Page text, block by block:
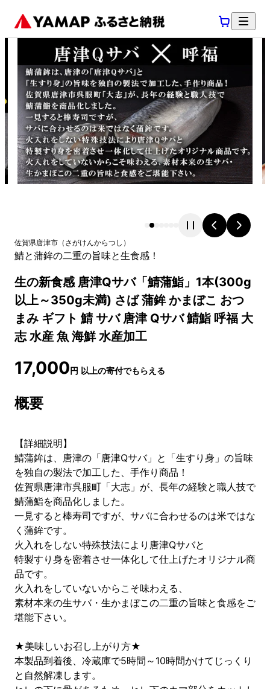
佐賀県唐津市 （ さがけんからつし ）
鯖と蒲鉾の二重の旨味と生食感！
生の新食感 唐津Qサバ「鯖蒲鮨」1本(300g
以上～350g未満) さば 蒲鉾 かまぼこ おつ
まみ ギフト 鯖 サバ 唐津 Qサバ 鯖鮨 呼福 大
志 水産 魚 海鮮 水産加工
17,000円 以上の寄付でもらえる
概要
【詳細説明】
鯖蒲鉾は、唐津の「唐津Qサバ」と「生すり身」の旨味
を独自の製法で加工した、手作り商品！
佐賀県唐津市呉服町「大志」が、長年の経験と職人技で
鯖蒲鮨を商品化しました。
一見すると棒寿司ですが、サバに合わせるのは米ではな
く蒲鉾です。
火入れをしない特殊技法により唐津Qサバと
特製すり身を密着させ一体化して仕上げたオリジナル商
品です。
火入れをしていないからこそ味わえる、
素材本来の生サバ・生かまぼこの二重の旨味と食感をご
堪能下さい。
★美味しいお召し上がり方★
本製品到着後、冷蔵庫で5時間～10時間かけてじっくり
と自然解凍します。